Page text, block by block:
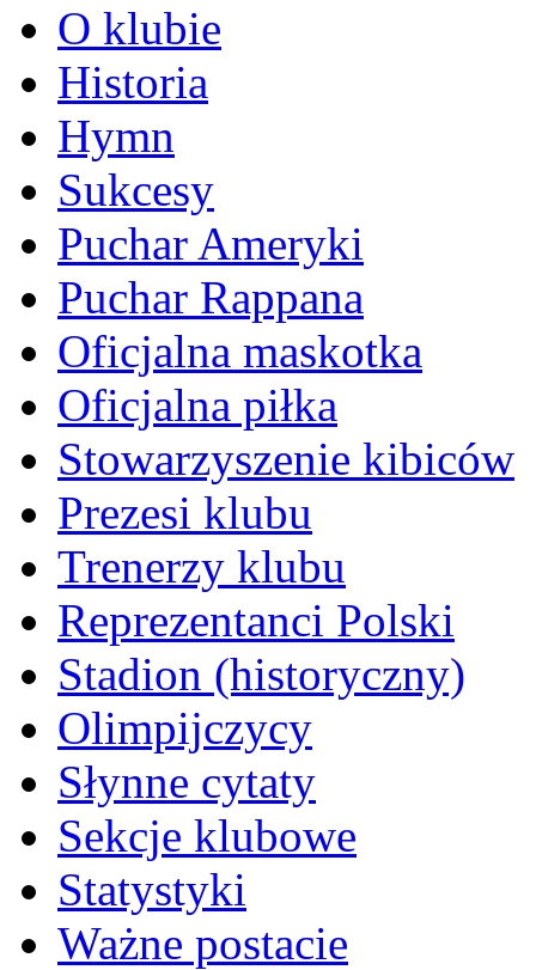
O klubie
Historia
Hymn
Sukcesy
Puchar Ameryki
Puchar Rappana
Oficjalna maskotka
Oficjalna piłka
Stowarzyszenie kibiców
Prezesi klubu
Trenerzy klubu
Reprezentanci Polski
Stadion (historyczny)
Olimpijczycy
Słynne cytaty
Sekcje klubowe
Statystyki
Ważne postacie